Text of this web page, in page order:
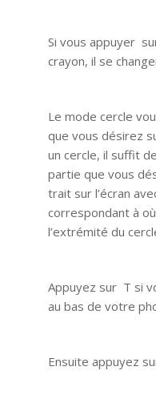
Si vous appuyer
crayon, il se
Le mode cercle
que vous désirez
un cercle, il suffit
partie que vous
trait sur l’écran
correspondant à
l’extrémité du
Appuyez sur T si
au bas de votre
Ensuite appuyez